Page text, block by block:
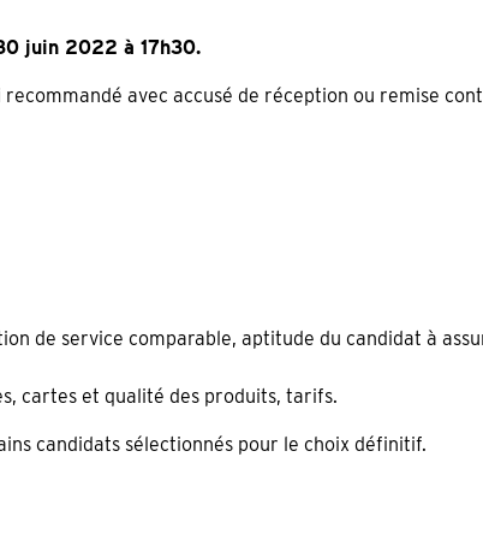
juin 2022 à 17h30.
avec accusé de réception ou remise
de service comparable, aptitude du candidat à
cartes et qualité des produits, tarifs.
candidats sélectionnés pour le choix définitif.